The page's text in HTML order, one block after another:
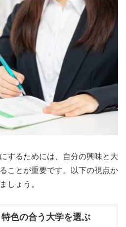
するためには、自分の興味と大
ことが重要です。以下の視点か
しょう。
色の合う大学を選ぶ